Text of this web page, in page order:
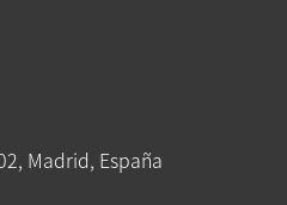
Madrid, España